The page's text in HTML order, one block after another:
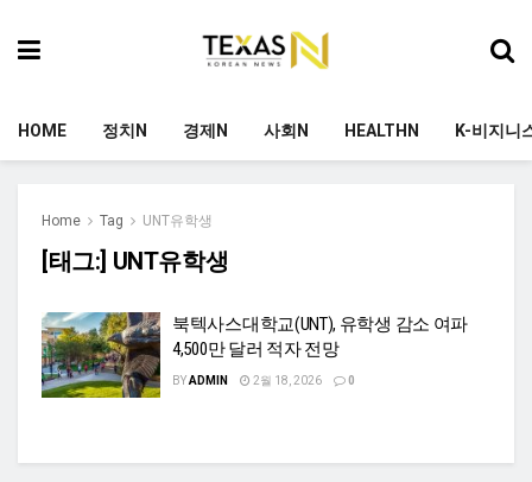
HOME 정치N 경제N 사회N HEALTHN K-비지니
Home Tag UNT유학생
[태그:] UNT유학생
북텍사스대학교(UNT), 유학생 감소 여파
4,500만 달러 적자 전망
BYADMIN 2월 18, 2026 0